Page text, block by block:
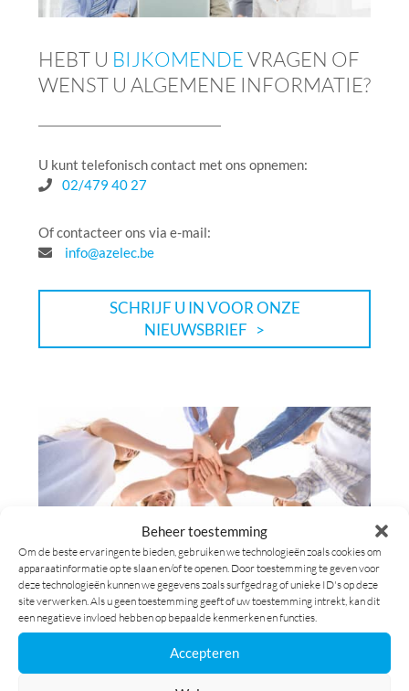
Beheer toestemming
Om de beste ervaringen te bieden, gebruiken we technologieën zoals cookies om
apparaatinformatie op te slaan en/of te openen. Door toestemming te geven voor
deze technologieën kunnen we gegevens zoals surfgedrag of unieke ID's op deze
site verwerken. Als u geen toestemming geeft of uw toestemming intrekt, kan dit
een negatieve invloed hebben op bepaalde kenmerken en functies.
Accepteren
HEBT U BIJKOMENDEVRAGEN OF
WENST U ALGEMENE INFORMATIE?
U kunt telefonisch contact met ons opnemen:
02/479 40 27
Of contacteer ons via e-mail:
info@azelec.be
SCHRIJF U IN VOOR ONZE
NIEUWSBRIEF
WILT UWERKEN BIJ AZÉLEC?
VERZEND UW KANDIDATUUR